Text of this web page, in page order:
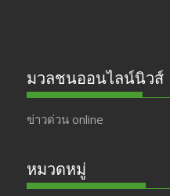
มวลชนออนไลน์นิวส์
ข่าวด่วน online
หมวดหมู่